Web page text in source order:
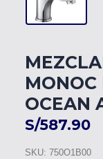
OCEAN
S/587.90
SKU: 750O1B00